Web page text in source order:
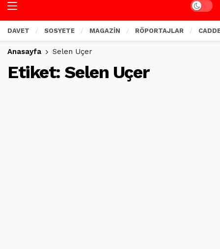
Dark
DAVET SOSYETE MAGAZİN RÖPORTAJLAR
Anasayfa Selen Uçer
Etiket: Selen Uçer